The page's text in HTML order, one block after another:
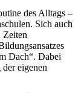
des Alltags –
Sich auch
Zeiten
Dach“. Dabei
eigenen